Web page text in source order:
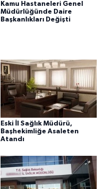
Kamu Hastaneleri Genel
Müdürlüğünde Daire
Başkanlıkları Değişti
Eski İl Sağlık Müdürü,
Başhekimliğe Asaleten
Atandı